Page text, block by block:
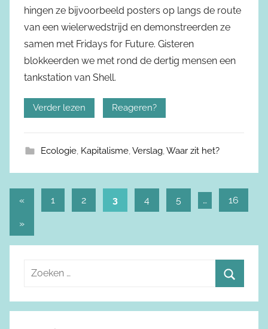
hingen ze bijvoorbeeld posters op langs de route
van een wielerwedstrijd en demonstreerden ze
samen met Fridays for Future. Gisteren
blokkeerden we met rond de dertig mensen een
tankstation van Shell.
Verder lezen Reageren?
Ecologie, Kapitalisme,Verslag,Waar zit het?
Berichtnavigatie
« Vorige1 2 3 4 5 … 16
Volgende
»
e
o